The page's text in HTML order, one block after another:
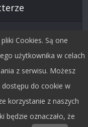
Cookies. Są one
użytkownika w celach
z serwisu. Możesz
dostępu do cookie w
korzystanie z naszych
będzie oznaczało, że